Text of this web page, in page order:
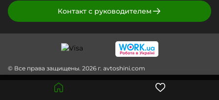
Контакт с руководителем
© Все права защищены. 2026 г. avtoshini.com